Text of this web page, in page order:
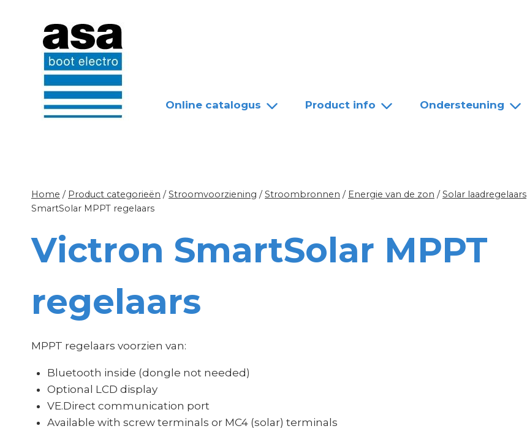
Online catalogus Product info Ondersteuning
Home / Product categorieën / Stroomvoorziening / Stroombronnen / Energie van de zon / Solar laadregelaars
SmartSolar MPPT regelaars
Victron SmartSolar MPPT
regelaars
MPPT regelaars voorzien van:
Bluetooth inside (dongle not needed)
Optional LCD display
VE.Direct communication port
Available with screw terminals or MC4 (solar) terminals